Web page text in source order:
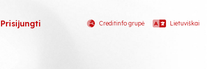
Prisijungti Creditinfo grupė Lietuviškai